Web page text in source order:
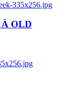
335x256.jpg
OLD